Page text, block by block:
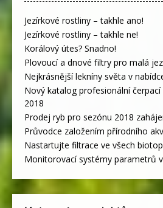
Jezírkové rostliny – takhle ano!
Jezírkové rostliny – takhle ne!
Korálový útes? Snadno!
Plovoucí a dnové filtry pro malá
Nejkrásnější lekníny světa v
Nový katalog profesionální
2018
Prodej ryb pro sezónu 2018
Průvodce založením přírodního
Nastartujte filtrace ve všech
Monitorovací systémy parametrů